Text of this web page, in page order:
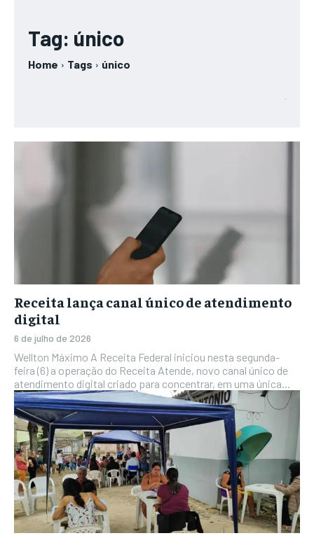
Tag: único
Home Tags único
Receita lança canal único de atendimento
digital
6 de julho de 2026
Wellton Máximo A Receita Federal iniciou nesta segunda-
feira (6) a operação do Receita Atende, novo canal único de
atendimento digital criado para concentrar, em uma única...